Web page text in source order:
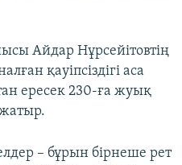
Айдар Нұрсейітовтің
қауіпсіздігі аса
ересек 230-ға жуық
– бұрын бірнеше рет